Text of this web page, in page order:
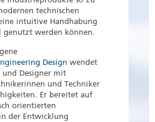
technischen
intuitive Handhabung
genutzt werden können.
Design wendet
und Designer mit
und Techniker
Er bereitet auf
orientierten
der Entwicklung